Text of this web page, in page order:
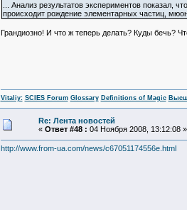
... Анализ результатов экспериментов показал,
происходит рождение элементарных частиц,
Грандиозно! И что ж теперь делать? Куды бечь?
Vitaliy: SCIES Forum Glossary Definitions of Magic
Re: Лента новостей
« Ответ #48 : 04 Ноября 2008, 13:12:08 »
http://www.from-ua.com/news/c67051174556e.html